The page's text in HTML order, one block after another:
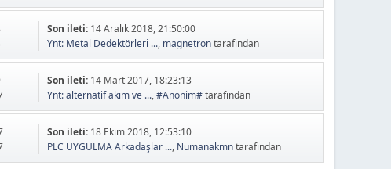
Son ileti: 14 Aralık 2018, 21:50:00
Ynt: Metal Dedektörleri ..., magnetrontarafından
Son ileti: 14 Mart 2017, 18:23:13
Ynt: alternatif akım ve ...,#Anonim#tarafından
Son ileti: 18 Ekim 2018, 12:53:10
PLC UYGULMA Arkadaşlar ..., Numanakmntarafından